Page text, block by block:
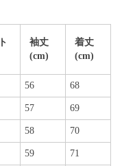
袖丈
(cm)
着丈
(cm)
56 68
57 69
58 70
59 71